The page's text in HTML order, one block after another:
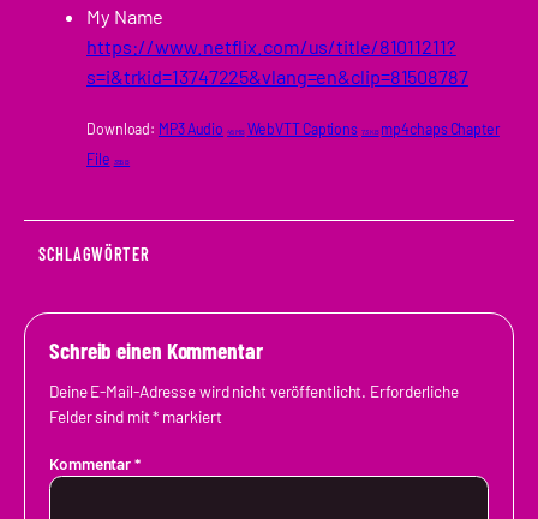
My Name
https://www.netflix.com/us/title/81011211?
s=i&trkid=13747225&vlang=en&clip=81508787
Download: MP3 Audio 45 MB WebVTT Captions 73 KB mp4chaps Chapter
File 355 B
SCHLAGWÖRTER
Schreib einen Kommentar
Deine E-Mail-Adresse wird nicht veröffentlicht. Erforderliche
Felder sind mit* markiert
Kommentar*